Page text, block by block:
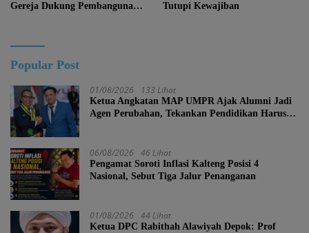
Gereja Dukung Pembangunan
Tutupi Kewajiban
Popular Post
01/08/2026 133 Lihat
Ketua Angkatan MAP UMPR Ajak Alumni Jadi
Agen Perubahan, Tekankan Pendidikan Harus
06/08/2026 46 Lihat
Pengamat Soroti Inflasi Kalteng Posisi 4
Nasional, Sebut Tiga Jalur Penanganan
01/08/2026 44 Lihat
Ketua DPC Rabithah Alawiyah Depok: Prof